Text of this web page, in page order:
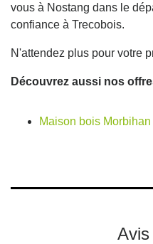
vous à Nostang dans le
confiance à Trecobois.
N'attendez plus pour votre
Découvrez aussi nos
Maison bois Morbihan